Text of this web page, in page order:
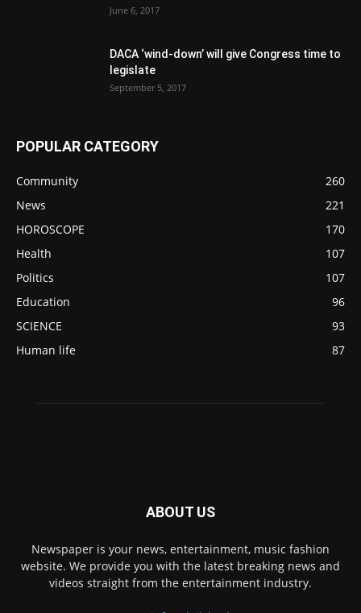
June 6, 2017
DACA ‘wind-down’ will give Congress time to
legislate
September 5, 2017
POPULAR CATEGORY
Community
260
News
221
HOROSCOPE
170
Health
107
Politics
107
Education
96
SCIENCE
93
Human life
87
ABOUT US
Newspaper is your news, entertainment, music fashion
website. We provide you with the latest breaking news and
videos straight from the entertainment industry.